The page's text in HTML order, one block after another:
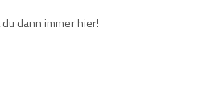
dann immer hier!